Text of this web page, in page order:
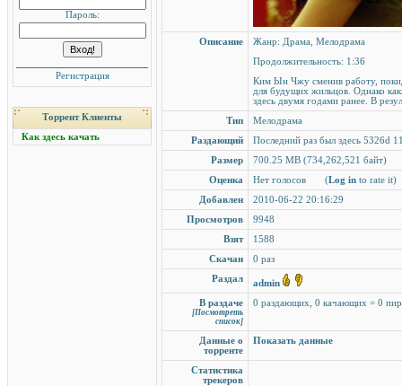
Пароль:
Регистрация
Торрент Клиенты
Как здесь качать
Описание
Жанр: Драма, Мелодрама
Продолжительность: 1:36
Ким Ын Чжу сменив работу,
для будущих жильцов. Однако
здесь двумя годами ранее. В
Тип
Мелодрама
Раздающий
Последний раз был здесь 5326d
Размер
700.25 MB (734,262,521 байт)
Оценка
Нет голосов (Log in to rate it)
Добавлен
2010-06-22 20:16:29
Просмотров
9948
Взят
1588
Скачан
0 раз
Раздал
admin
В раздаче
[Посмотреть
список]
0 раздающих, 0 качающих = 0
Данные о
торренте
Показать данные
Статистика
трекеров